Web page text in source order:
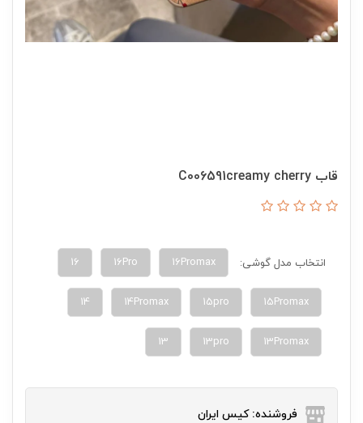
قاب C006591creamy cherry
انتخاب مدل گوشی: 16Promax
16Pro
16
15Promax
15pro
14Promax
14
13Promax
13pro
13
فروشنده: کیس ایران